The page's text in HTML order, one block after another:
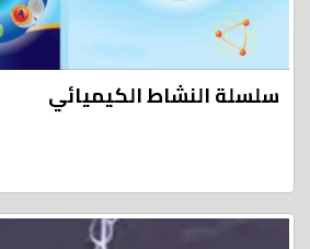
سلسلة النشاط الكيميائي